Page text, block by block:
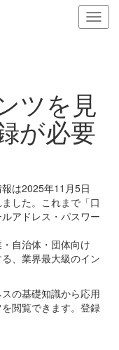
ナ
ビ
の
表
替
え
ツを見
が必要
は2025年11月5日
した。これまで「口
アドレス・パスワー
自治体・団体向け
、業界最大級のイン
の基礎知識から応用
閲覧できます。登録